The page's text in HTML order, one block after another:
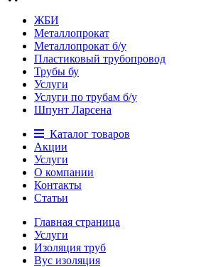
ЖБИ
Металлопрокат
Металлопрокат б/у
Пластиковый трубопровод
Трубы бу
Услуги
Услуги по трубам б/у
Шпунт Ларсена
Каталог товаров
Акции
Услуги
О компании
Контакты
Статьи
Главная страница
Услуги
Изоляция труб
Вус изоляция